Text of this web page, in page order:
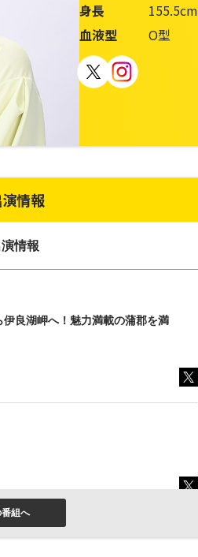
身長
155.5cm
血液型
O型
情報